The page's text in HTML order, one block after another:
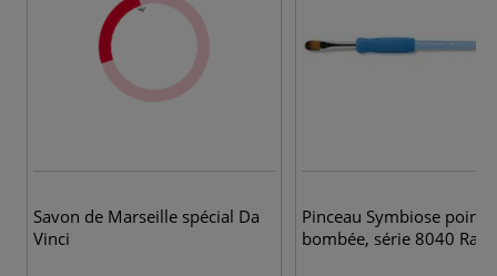
Savon de Marseille spécial Da
Vinci
Pinceau Symbiose pointe
bombée, série 8040